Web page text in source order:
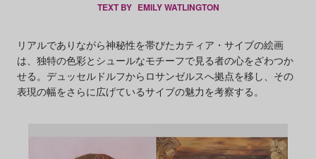
TEXT BY EMILY WATLINGTON
リアルでありながら神秘性を帯びたカティア・サイブの絵画
は、独特の色彩とシュールなモチーフで見る者の心をざわつか
せる。デュッセルドルフからロサンゼルスへ拠点を移し、その
表現の幅をさらに広げているサイブの魅力を考察する。